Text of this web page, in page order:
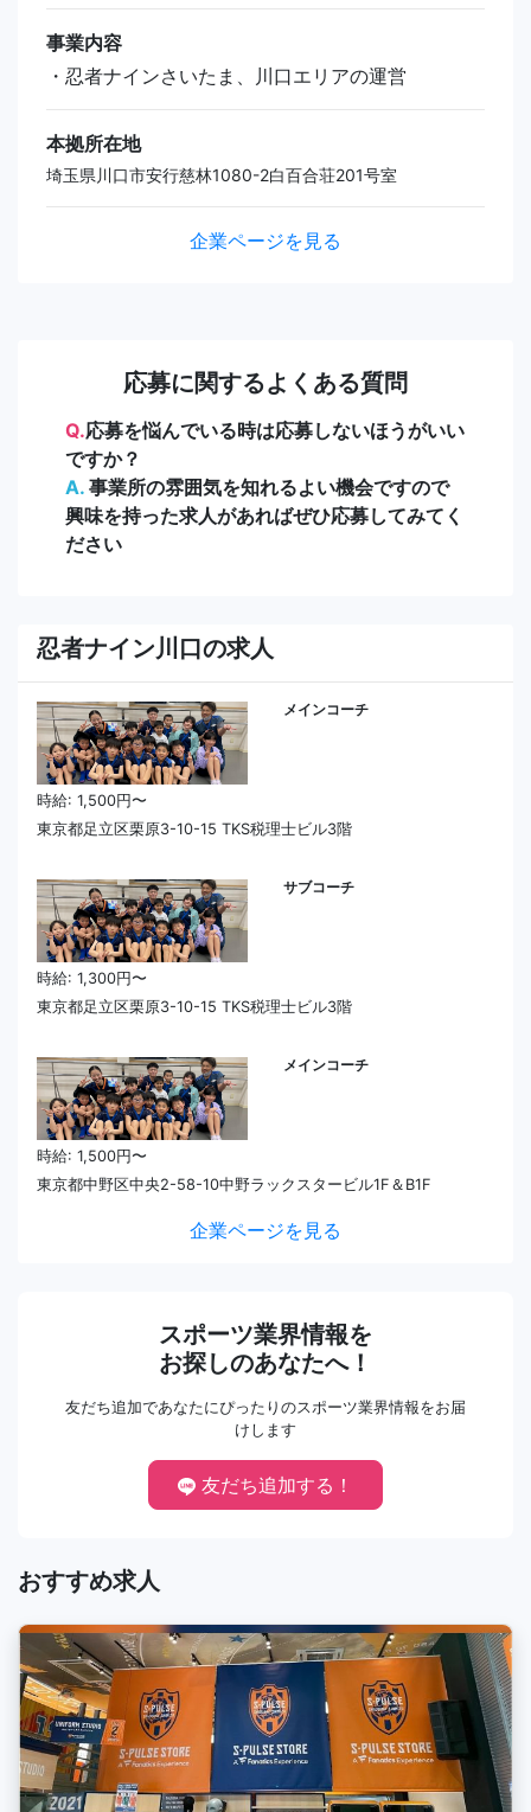
事業内容
・忍者ナインさいたま、川口エリアの運営
本拠所在地
埼玉県川口市安行慈林1080-2白百合荘201号室
企業ページを見る
応募に関するよくある質問
Q.応募を悩んでいる時は応募しないほうがいい
ですか？
A. 事業所の雰囲気を知れるよい機会ですので
興味を持った求人があればぜひ応募してみてく
ださい
忍者ナイン川口の求人
メインコーチ
時給: 1,500円〜
東京都足立区栗原3-10-15 TKS税理士ビル3階
サブコーチ
時給: 1,300円〜
東京都足立区栗原3-10-15 TKS税理士ビル3階
メインコーチ
時給: 1,500円〜
東京都中野区中央2-58-10中野ラックスタービル1F＆B1F
企業ページを見る
スポーツ業界情報を
お探しのあなたへ！
友だち追加であなたにぴったりのスポーツ業界情報をお届
けします
友だち追加する！
おすすめ求人